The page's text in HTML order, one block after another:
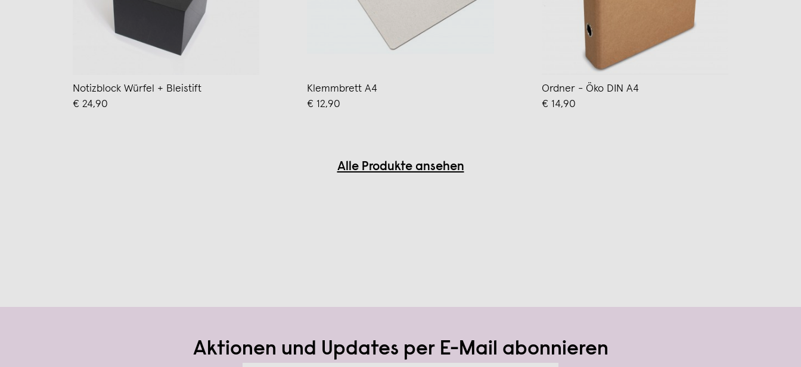
Notizblock Würfel + Bleistift
€ 24,90
Klemmbrett A4
€ 12,90
Ordner - Öko DIN A4
€ 14,90
Alle Produkte ansehen
Aktionen und Updates per E-Mail abonnieren